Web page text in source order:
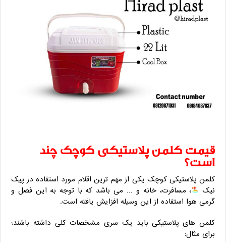
قیمت کلمن پلاستیکی کوچک چند
است؟
کلمن پلاستیکی کوچک یکی از مهم ترین اقلام مورد استفاده در پیک
نیک
، مسافرت، خانه و … می باشد که با توجه به این فصل و
گرمی هوا استفاده از این وسیله افزایش یافته است.
کلمن های پلاستیکی باید یک سری مشخصات کلی داشته باشند؛
برای مثال: